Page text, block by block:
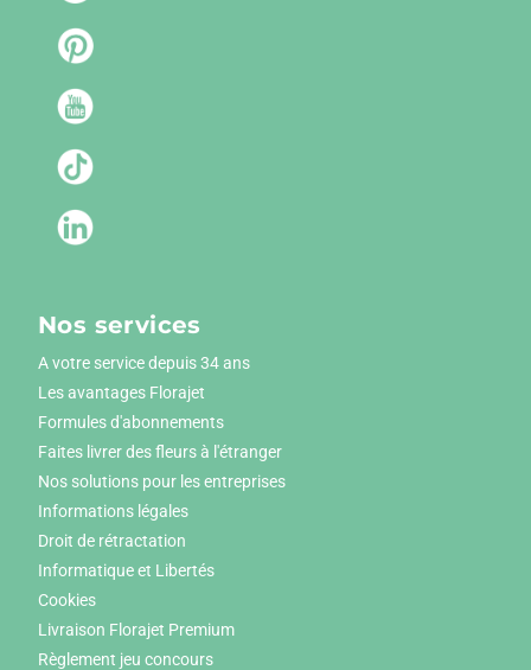
Nos services
A votre service depuis 34 ans
Les avantages Florajet
Formules d'abonnements
Faites livrer des fleurs à l'étranger
Nos solutions pour les entreprises
Informations légales
Droit de rétractation
Informatique et Libertés
Cookies
Livraison Florajet Premium
Règlement jeu concours